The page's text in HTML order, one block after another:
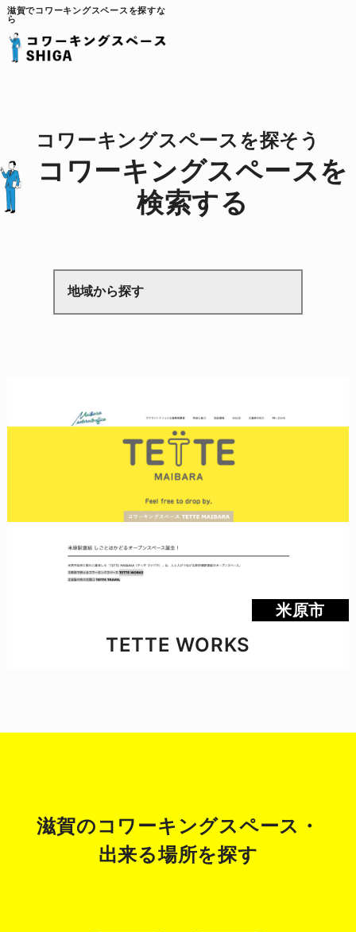
滋賀でコワーキングスペースを探すな
ら
コワーキングスペースを探そう
コワーキングスペースを
検索する
米原市
TETTE WORKS
滋賀のコワーキングスペース・
出来る場所を探す